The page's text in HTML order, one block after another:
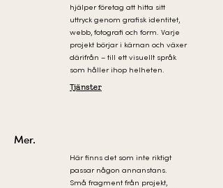
hjälper företag att hitta sitt
uttryck genom grafisk identitet,
webb, fotografi och form. Varje
projekt börjar i kärnan och växer
därifrån – till ett visuellt språk
som håller ihop helheten.
Tjänster
Mer.
Här finns det som inte riktigt
passar någon annanstans.
Små fragment från projekt,